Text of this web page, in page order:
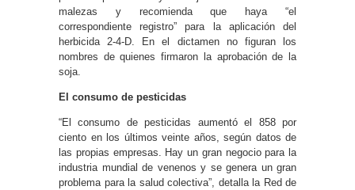
malezas y recomienda que haya “el
correspondiente registro” para la aplicación del
herbicida 2-4-D. En el dictamen no figuran los
nombres de quienes firmaron la aprobación de la
soja.
El consumo de pesticidas
“El consumo de pesticidas aumentó el 858 por
ciento en los últimos veinte años, según datos de
las propias empresas. Hay un gran negocio para la
industria mundial de venenos y se genera un gran
problema para la salud colectiva”, detalla la Red de